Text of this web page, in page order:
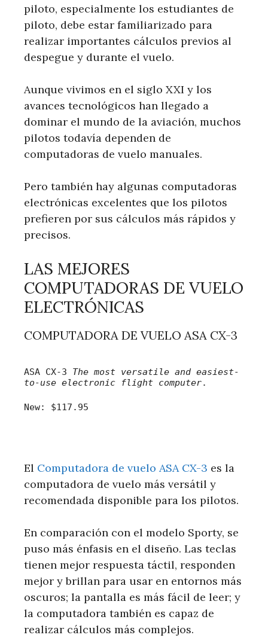
piloto, especialmente los estudiantes de
piloto, debe estar familiarizado para
realizar importantes cálculos previos al
despegue y durante el vuelo.
Aunque vivimos en el siglo XXI y los
avances tecnológicos han llegado a
dominar el mundo de la aviación, muchos
pilotos todavía dependen de
computadoras de vuelo manuales.
Pero también hay algunas computadoras
electrónicas excelentes que los pilotos
prefieren por sus cálculos más rápidos y
precisos.
LAS MEJORES
COMPUTADORAS DE VUELO
ELECTRÓNICAS
COMPUTADORA DE VUELO ASA CX-3
ASA CX-3
The most versatile and easiest-
to-use electronic flight computer.
New: $117.95
El Computadora de vuelo ASA CX-3 es la
computadora de vuelo más versátil y
recomendada disponible para los pilotos.
En comparación con el modelo Sporty, se
puso más énfasis en el diseño. Las teclas
tienen mejor respuesta táctil, responden
mejor y brillan para usar en entornos más
oscuros; la pantalla es más fácil de leer; y
la computadora también es capaz de
realizar cálculos más complejos.